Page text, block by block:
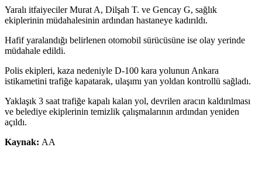
Yaralı itfaiyeciler Murat A, Dilşah T. ve Gencay G, sağlık
ekiplerinin müdahalesinin ardından hastaneye kadırıldı.
Hafif yaralandığı belirlenen otomobil sürücüsüne ise olay yerinde
müdahale edildi.
Polis ekipleri, kaza nedeniyle D-100 kara yolunun Ankara
istikametini trafiğe kapatarak, ulaşımı yan yoldan kontrollü sağladı.
Yaklaşık 3 saat trafiğe kapalı kalan yol, devrilen aracın kaldırılması
ve belediye ekiplerinin temizlik çalışmalarının ardından yeniden
açıldı.
Kaynak: AA